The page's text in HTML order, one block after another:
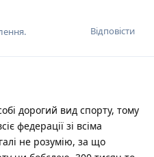
Відповісти
дорогий вид спорту, тому
федерації зі всіма
не розумію, за що